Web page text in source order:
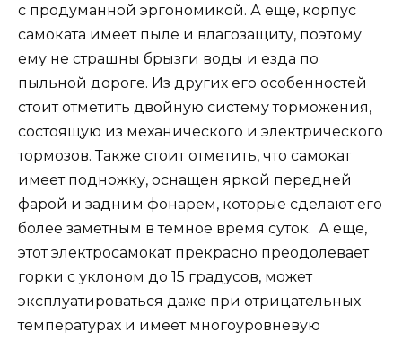
с продуманной эргономикой. А еще, корпус
самоката имеет пыле и влагозащиту, поэтому
ему не страшны брызги воды и езда по
пыльной дороге. Из других его особенностей
стоит отметить двойную систему торможения,
состоящую из механического и электрического
тормозов. Также стоит отметить, что самокат
имеет подножку, оснащен яркой передней
фарой и задним фонарем, которые сделают его
более заметным в темное время суток. А еще,
этот электросамокат прекрасно преодолевает
горки с уклоном до 15 градусов, может
эксплуатироваться даже при отрицательных
температурах и имеет многоуровневую